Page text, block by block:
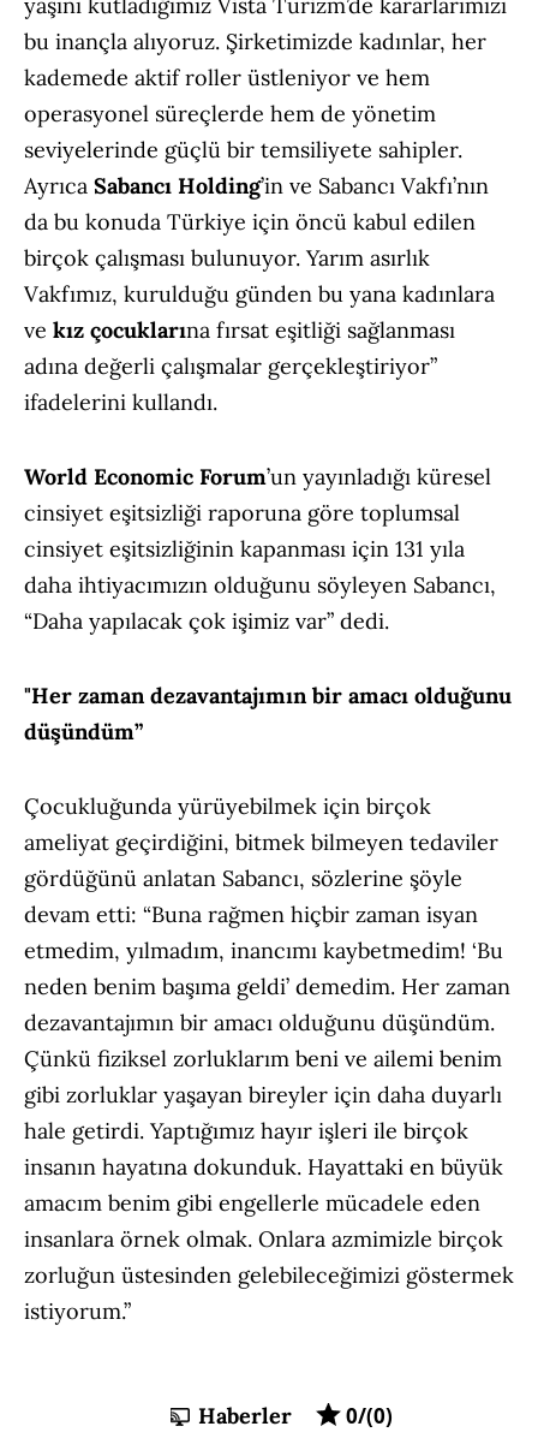
yaşını kutladığımız Vista Turizm’de kararlarımızı
bu inançla alıyoruz. Şirketimizde kadınlar, her
kademede aktif roller üstleniyor ve hem
operasyonel süreçlerde hem de yönetim
seviyelerinde güçlü bir temsiliyete sahipler.
Ayrıca Sabancı Holding’in ve Sabancı Vakfı’nın
da bu konuda Türkiye için öncü kabul edilen
birçok çalışması bulunuyor. Yarım asırlık
Vakfımız, kurulduğu günden bu yana kadınlara
ve kız çocuklarına fırsat eşitliği sağlanması
adına değerli çalışmalar gerçekleştiriyor”
ifadelerini kullandı.
World Economic Forum’un yayınladığı küresel
cinsiyet eşitsizliği raporuna göre toplumsal
cinsiyet eşitsizliğinin kapanması için 131 yıla
daha ihtiyacımızın olduğunu söyleyen Sabancı,
“Daha yapılacak çok işimiz var” dedi.
"Her zaman dezavantajımın bir amacı olduğunu
düşündüm”
Çocukluğunda yürüyebilmek için birçok
ameliyat geçirdiğini, bitmek bilmeyen tedaviler
gördüğünü anlatan Sabancı, sözlerine şöyle
devam etti: “Buna rağmen hiçbir zaman isyan
etmedim, yılmadım, inancımı kaybetmedim! ‘Bu
neden benim başıma geldi’ demedim. Her zaman
dezavantajımın bir amacı olduğunu düşündüm.
Çünkü fiziksel zorluklarım beni ve ailemi benim
gibi zorluklar yaşayan bireyler için daha duyarlı
hale getirdi. Yaptığımız hayır işleri ile birçok
insanın hayatına dokunduk. Hayattaki en büyük
amacım benim gibi engellerle mücadele eden
insanlara örnek olmak. Onlara azmimizle birçok
zorluğun üstesinden gelebileceğimizi göstermek
istiyorum.”
Haberler 0/(0)